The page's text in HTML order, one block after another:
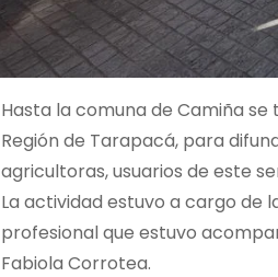
Hasta la comuna de Camiña
Región de Tarapacá, para
agricultoras, usuarios de este
La actividad estuvo a cargo de
profesional que estuvo
Fabiola Corrotea.